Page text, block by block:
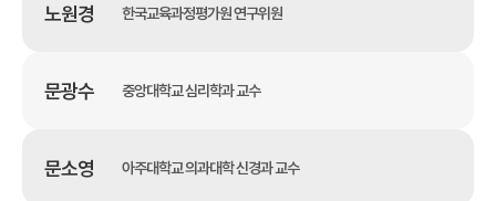
노원경 한국교육과정평가원 연구위원
문광수 중앙대학교 심리학과 교수
문소영 아주대학교 의과대학 신경과 교수